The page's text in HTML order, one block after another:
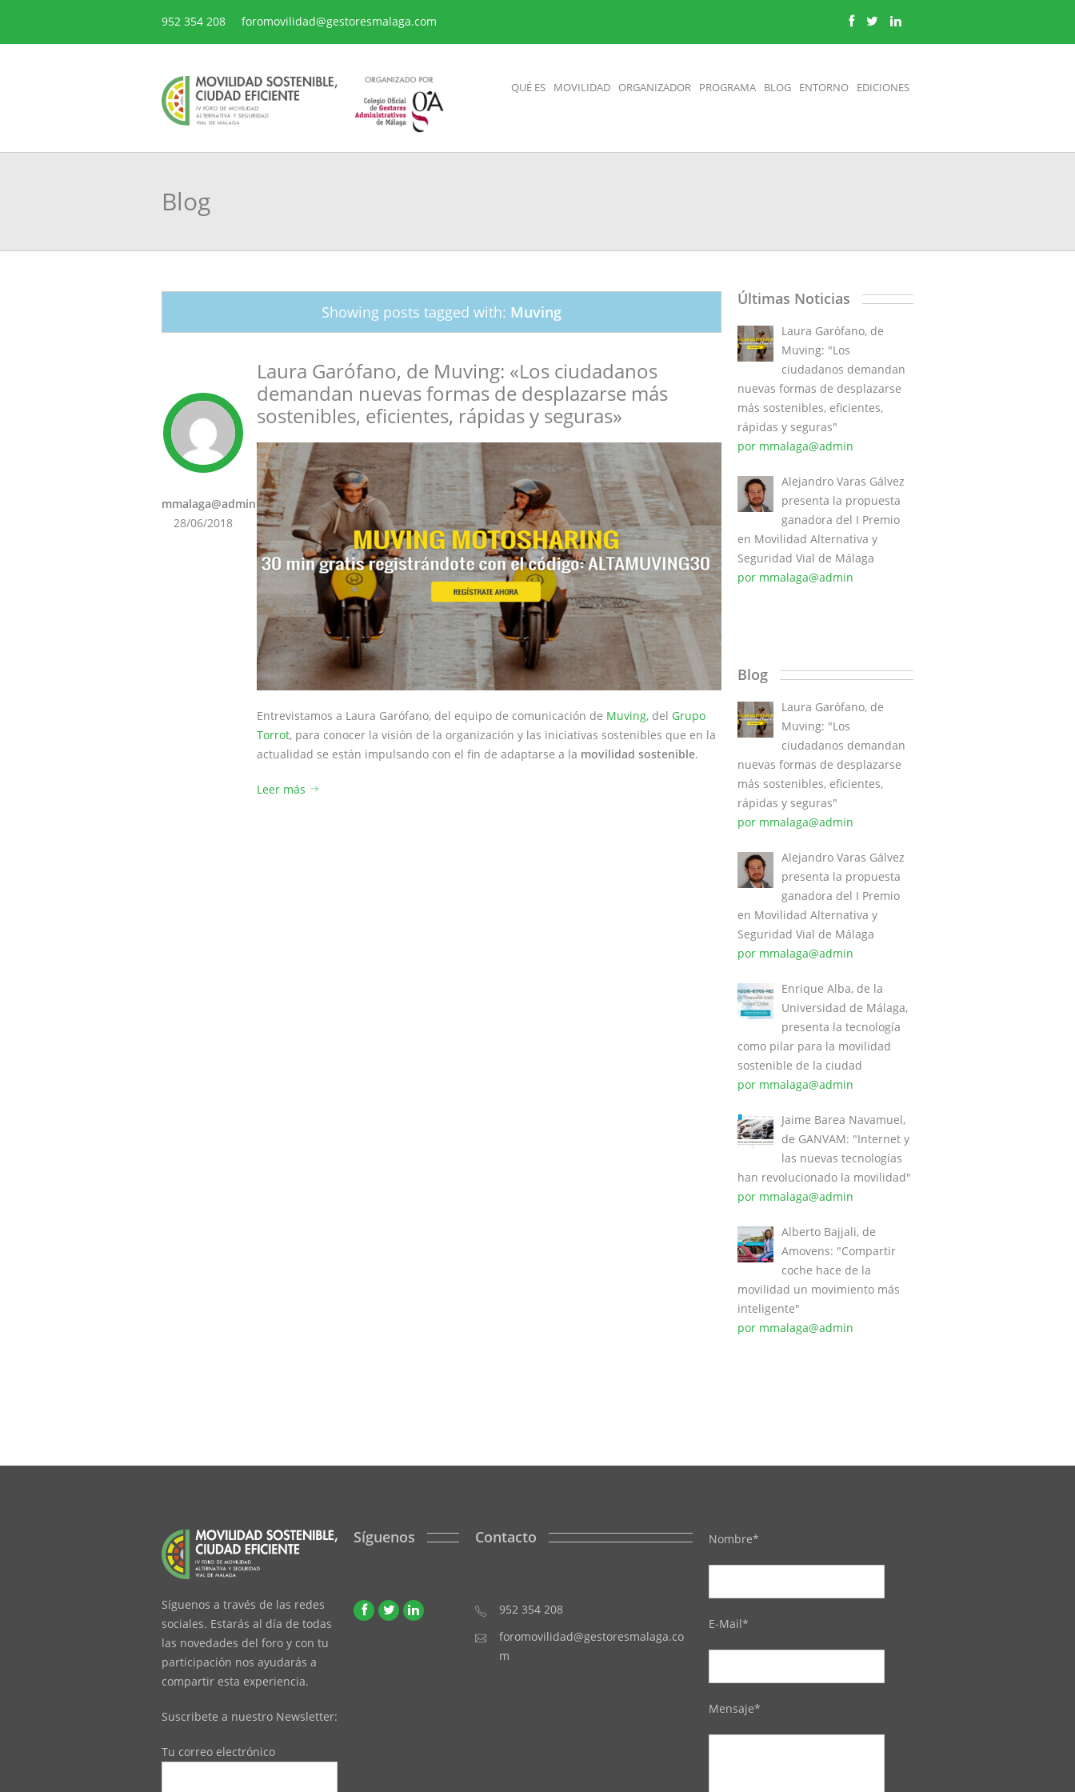
952 354 208 foromovilidad@gestoresmalaga.com
QUÉ ES MOVILIDAD ORGANIZADOR PROGRAMA BLOG ENTORNO EDICIONES
Blog
Showing posts tagged with: Muving
mmalaga@admin
28/06/2018
Laura Garófano, de Muving: «Los ciudadanos
demandan nuevas formas de desplazarse más
sostenibles, eficientes, rápidas y seguras»
Entrevistamos a Laura Garófano, del equipo de comunicación de Muving, delGrupo
Torrot, para conocer la visión de la organización y las iniciativas sostenibles que en la
actualidad se están impulsando con el fin de adaptarse a la movilidad sostenible.
Leer más
Últimas Noticias
Laura Garófano, de
Muving: "Los
ciudadanos demandan
nuevas formas de desplazarse
más sostenibles, eficientes,
rápidas y seguras"
por mmalaga@admin
Alejandro Varas Gálvez
presenta la propuesta
ganadora del I Premio
en Movilidad Alternativa y
Seguridad Vial de Málaga
por mmalaga@admin
Blog
Laura Garófano, de
Muving: "Los
ciudadanos demandan
nuevas formas de desplazarse
más sostenibles, eficientes,
rápidas y seguras"
por mmalaga@admin
Alejandro Varas Gálvez
presenta la propuesta
ganadora del I Premio
en Movilidad Alternativa y
Seguridad Vial de Málaga
por mmalaga@admin
Enrique Alba, de la
Universidad de Málaga,
presenta la tecnología
como pilar para la movilidad
sostenible de la ciudad
por mmalaga@admin
Jaime Barea Navamuel,
de GANVAM: "Internet y
las nuevas tecnologías
han revolucionado la movilidad"
por mmalaga@admin
Alberto Bajjali, de
Amovens: "Compartir
coche hace de la
movilidad un movimiento más
inteligente"
por mmalaga@admin
Síguenos a través de las redes
sociales. Estarás al día de todas
las novedades del foro y con tu
participación nos ayudarás a
compartir esta experiencia.
Suscribete a nuestro Newsletter:
Tu correo electrónico
Síguenos Contacto
952 354 208
foromovilidad@gestoresmalaga.co
m
Nombre*
E-Mail*
Mensaje*